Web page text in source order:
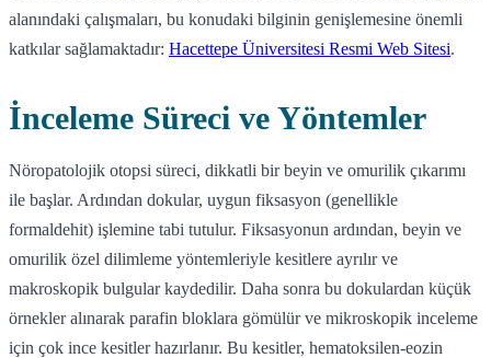
alanındaki çalışmaları, bu konudaki bilginin genişlemesine önemli
katkılar sağlamaktadır: Hacettepe Üniversitesi Resmi Web Sitesi.
İnceleme Süreci ve Yöntemler
Nöropatolojik otopsi süreci, dikkatli bir beyin ve omurilik çıkarımı
ile başlar. Ardından dokular, uygun fiksasyon (genellikle
formaldehit) işlemine tabi tutulur. Fiksasyonun ardından, beyin ve
omurilik özel dilimleme yöntemleriyle kesitlere ayrılır ve
makroskopik bulgular kaydedilir. Daha sonra bu dokulardan küçük
örnekler alınarak parafin bloklara gömülür ve mikroskopik inceleme
için çok ince kesitler hazırlanır. Bu kesitler, hematoksilen-eozin